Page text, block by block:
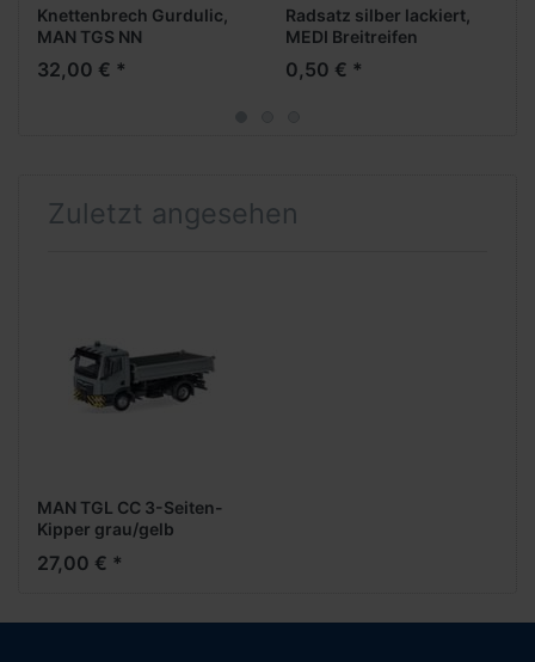
Knettenbrech Gurdulic,
MAN TGS NN
Pressmüllwagen FAUN
VARIOPRESS
32,00 € *
Radsatz silber lackiert,
MEDI Breitreifen
(Vorderachse /
Aufliegerachse)
0,50 € *
Zuletzt angesehen
MAN TGL CC 3-Seiten-
Kipper grau/gelb
27,00 € *